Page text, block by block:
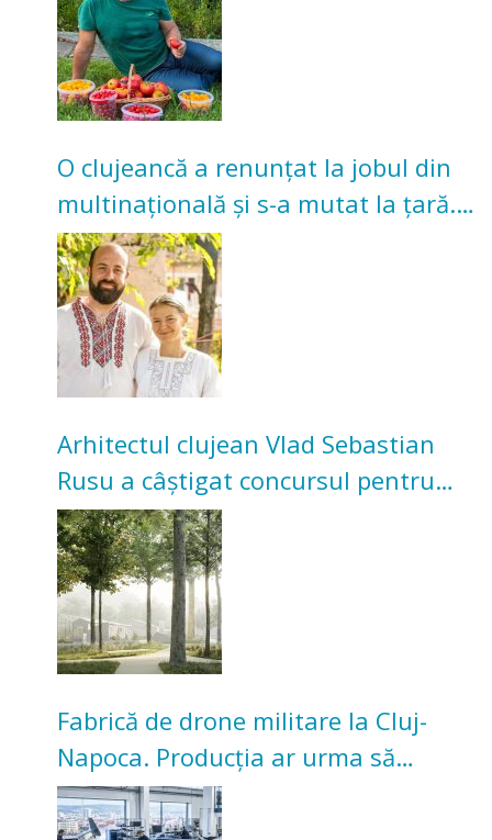
O clujeancă a renunțat la jobul din
multinațională și s-a mutat la țară.
Acum cultivă legume în grădina
bunicilor
Arhitectul clujean Vlad Sebastian
Rusu a câștigat concursul pentru
transformarea Grădinii Casei
Universitarilor
Fabrică de drone militare la Cluj-
Napoca. Producția ar urma să
înceapă în toamna acestui an